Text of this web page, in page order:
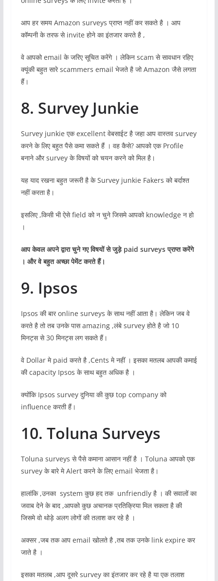
आप हर समय Amazon surveys प्राप्त नहीं कर सकते है । आप
कॉम्पनी के तरफ से invite होने का इंतजार करते है ,
वे आपको email के जरिए सूचित करेंगे । लेकिन scam से सावधान रहिए
क्यूंकी बहुत सारे scammers email भेजते है जो Amazon जैसे लगता
हैं।
8. Survey Junkie
Survey junkie एक excellent वेबसाईट है जहा आप वास्तव survey
करने के लिए बहुत पैसे कमा सकते हैं । वह कैसे? आपको एक Profile
बनाने और survey के विषयों को चयन करने को मिल है।
यह याद रखना बहुत जरूरी है के Survey junkie Fakers को बर्दाश्त
नहीं करता है।
इसलिए ,किसी भी ऐसे field को न चुने जिसमे आपको knowledge न हो
।
आप केवल अपने द्वारा चुने गए विषयों से जुड़े paid surveys प्राप्त करेंगे
। और वे बहुत अच्छा पेमेंट करते हैं।
9. Ipsos
Ipsos की बार online surveys के साथ नहीं आता है। लेकिन जब वे
करते है तो तब उनके पास amazing ,लंबे survey होते है जो 10
मिनट्स से 30 मिनट्स लग सकते हैं।
वे Dollar मे paid करते है ,Cents मे नहीं । इसका मतलब आपकी कमाई
की capacity Ipsos के साथ बहुत अधिक है ।
क्योंकि Ipsos survey दुनिया की कुछ top company को
influence करती हैं।
10. Toluna Surveys
Toluna surveys से पैसे कमाना आसान नहीं है । Toluna आपको एक
survey के बारे मे Alert करने के लिए email भेजता है।
हालांकि ,उनका system कुछ हद तक unfriendly है । की सवालों का
जवाब देने के बाद ,आपको कुछ अचानक प्रतिक्रिया मिल सकता है की
जिसमे वो थोड़े अलग लोगों की तलाश कर रहे है ।
अक्सर ,जब तक आप email खोलते है ,तब तक उनके link expire कर
जाते है ।
इसका मतलब ,आप दूसरे survey का इंतजार कर रहे है या एक तलाश